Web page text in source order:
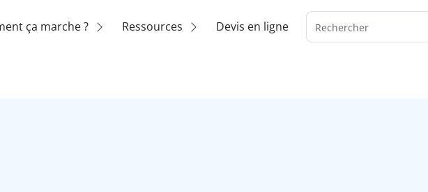
ça marche ? Ressources Devis en ligne Rechercher